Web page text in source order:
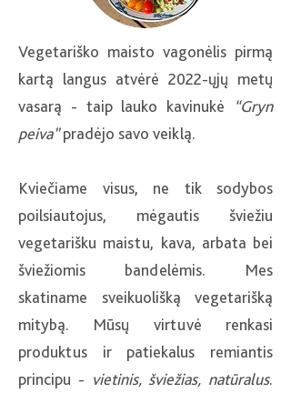
Vegetariško maisto vagonėlis pirmą
kartą langus atvėrė 2022-ųjų metų
vasarą - taip lauko kavinukė
“Gryn
peiva”pradėjo savo veiklą.
Kviečiame visus, ne tik sodybos
poilsiautojus, mėgautis šviežiu
vegetarišku maistu, kava, arbata bei
šviežiomis bandelėmis. Mes
skatiname sveikuolišką vegetarišką
mitybą. Mūsų virtuvė renkasi
produktus ir patiekalus remiantis
principu - vietinis, šviežias, natūralus.